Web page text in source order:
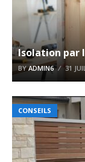
Isolation par
BYADMIN6 31
CONSEILS